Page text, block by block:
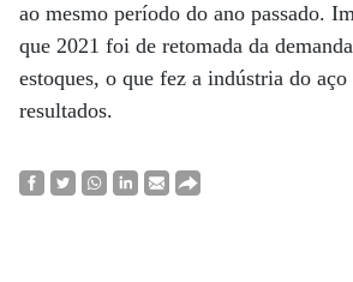
ao mesmo período do ano passado.
que 2021 foi de retomada da
estoques, o que fez a indústria do
resultados.